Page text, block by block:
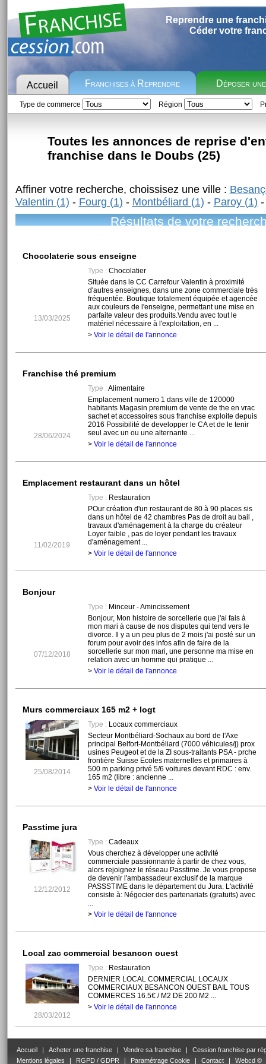
Reprendre une
Céder votre
Accueil Franchises à Reprendre Déposer
Type de commerce Région
Toutes les annonces de reprise
franchise dans le Doubs (25)
Affiner votre recherche, choissisez une ville :
Valentin (1) - Fourg (1) - Montbéliard (1) - Paroy (1)
Résultats de votre
Chocolaterie sous enseigne
13/03/2025
Type :Chocolatier
Située dans le CC Carrefour Valentin à proximité
d'autres enseignes, dans une zone commerciale très
fréquentée. Boutique totalement équipée et agencée
aux couleurs de l'enseigne, permettant une mise en
parfaite valeur des produits.Vendu avec tout le
matériel nécessaire à l'exploitation, en ...
> Voir le détail de l'annonce
Franchise thé premium
28/06/2024
Type :Alimentaire
Emplacement numero 1 dans ville de 120000
habitants Magasin premium de vente de the en vrac
sachet et accessoires sous franchise exploite depuis
2016 Possibilité de developper le CA et de le tenir
seul avec un ou une alternante ...
> Voir le détail de l'annonce
Emplacement restaurant dans un hôtel
11/02/2019
Type :Restauration
POur création d'un restaurant de 80 à 90 places sis
dans un hôtel de 42 chambres Pas de droit au bail ,
travaux d'aménagement à la charge du créateur
Loyer faible , pas de loyer pendant les travaux
d'aménagement ...
> Voir le détail de l'annonce
Bonjour
07/12/2018
Type :Minceur - Amincissement
Bonjour, Mon histoire de sorcellerie que j'ai fais à
mon mari à cause de nos disputes qui tend vers le
divorce. Il y a un peu plus de 2 mois j'ai posté sur un
forum pour avoir des infos afin de faire de la
sorcellerie sur mon mari, une personne ma mise en
relation avec un homme qui pratique ...
> Voir le détail de l'annonce
Murs commerciaux 165 m2 + logt
25/08/2014
Type :Locaux commerciaux
Secteur Montbéliard-Sochaux au bord de l'Axe
principal Belfort-Montbéliard (7000 véhicules/j) prox
usines Peugeot et de la ZI sous-traitants PSA - prche
frontière Suisse Ecoles maternelles et primaires à
500 m parking privé 5/6 voitures devant RDC : env.
165 m2 (libre : ancienne ...
> Voir le détail de l'annonce
Passtime jura
12/12/2012
Type :Cadeaux
Vous cherchez à développer une activité
commerciale passionnante à partir de chez vous,
alors rejoignez le réseau Passtime. Je vous propose
de devenir l'ambassadeur exclusif de la marque
PASSSTIME dans le département du Jura. L'activité
consiste à: Négocier des partenariats (gratuits) avec
...
> Voir le détail de l'annonce
Local zac commercial besancon ouest
28/03/2012
Type :Restauration
DERNIER LOCAL COMMERCIAL LOCAUX
COMMERCIAUX BESANCON OUEST BAIL TOUS
COMMERCES 16.5€ / M2 DE 200 M2 ...
> Voir le détail de l'annonce
Accueil Acheter une franchise Vendre sa franchise
Cession franchise par
Mentions légales
RGPD / GDPR Paramétrage Cookie Contact Webcd ©